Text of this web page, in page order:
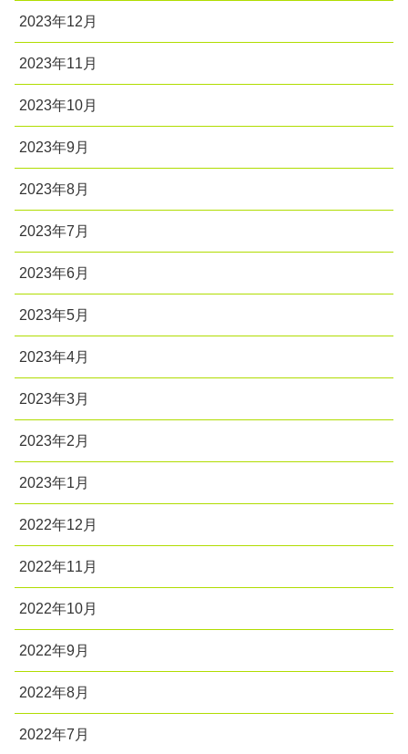
2023年12月
2023年11月
2023年10月
2023年9月
2023年8月
2023年7月
2023年6月
2023年5月
2023年4月
2023年3月
2023年2月
2023年1月
2022年12月
2022年11月
2022年10月
2022年9月
2022年8月
2022年7月